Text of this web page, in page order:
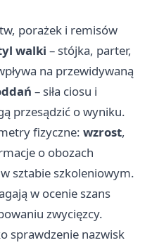
porażek i remisów
walki – stójka, parter,
na przewidywaną
– siła ciosu i
przesądzić o wyniku.
fizyczne: wzrost,
o obozach
sztabie szkoleniowym.
w ocenie szans
zwycięzcy.
sprawdzenie nazwisk